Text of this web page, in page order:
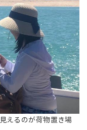
えるのが荷物置き場